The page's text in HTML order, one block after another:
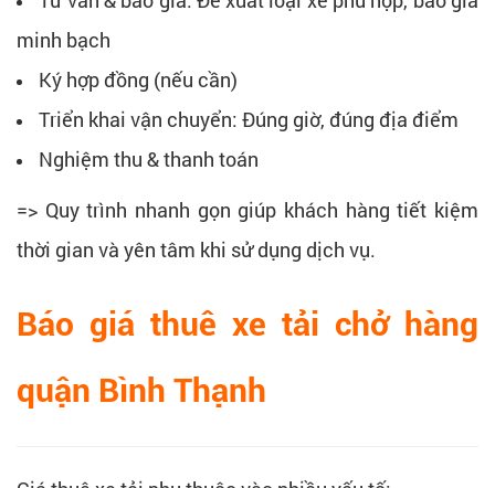
minh bạch
Ký hợp đồng (nếu cần)
Triển khai vận chuyển: Đúng giờ, đúng địa điểm
Nghiệm thu & thanh toán
=> Quy trình nhanh gọn giúp khách hàng tiết kiệm
thời gian và yên tâm khi sử dụng dịch vụ.
Báo giá thuê xe tải chở hàng
quận Bình Thạnh